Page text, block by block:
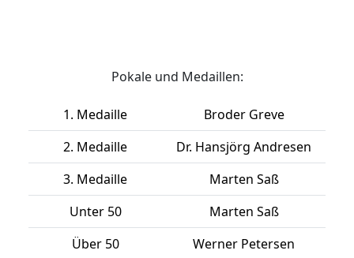
Pokale und Medaillen:
1. Medaille
Broder Greve
2. Medaille
Dr. Hansjörg Andresen
3. Medaille
Marten Saß
Unter 50
Marten Saß
Über 50
Werner Petersen